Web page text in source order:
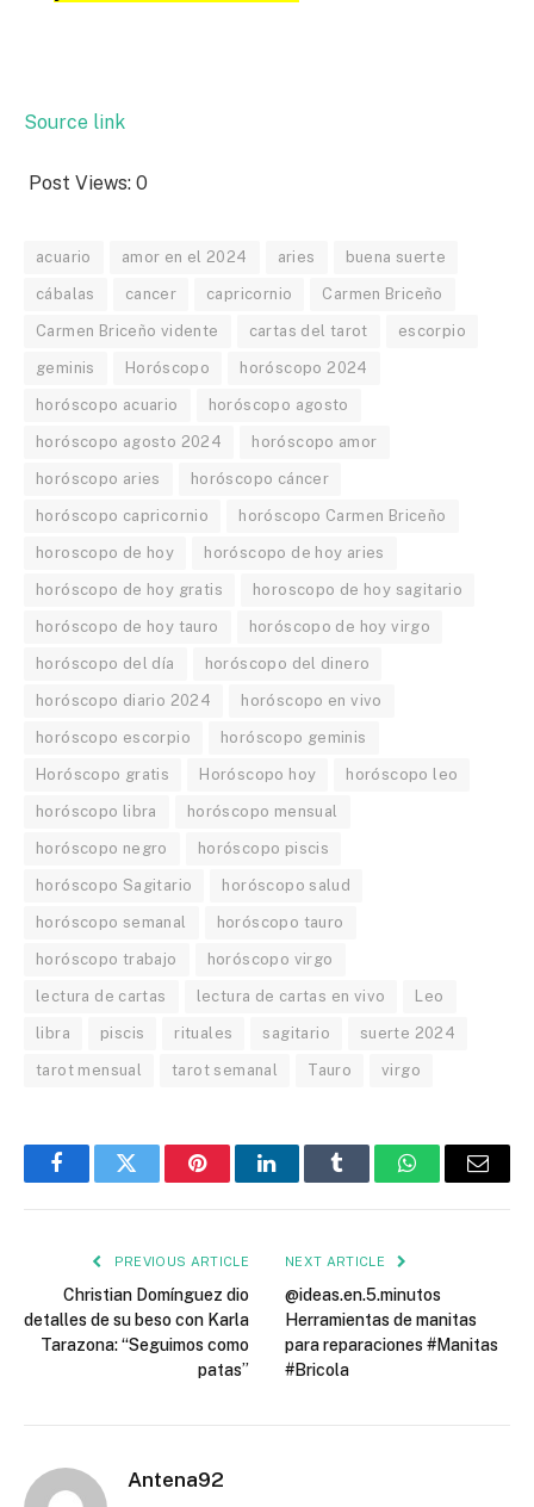
Source link
Post Views: 0
acuario amor en el 2024 aries buena suerte
cábalas cancer capricornio Carmen Briceño
Carmen Briceño vidente cartas del tarot escorpio
geminis Horóscopo horóscopo 2024
horóscopo acuario horóscopo agosto
horóscopo agosto 2024 horóscopo amor
horóscopo aries horóscopo cáncer
horóscopo capricornio horóscopo Carmen Briceño
horoscopo de hoy horóscopo de hoy aries
horóscopo de hoy gratis horoscopo de hoy sagitario
horóscopo de hoy tauro horóscopo de hoy virgo
horóscopo del día horóscopo del dinero
horóscopo diario 2024 horóscopo en vivo
horóscopo escorpio horóscopo geminis
Horóscopo gratis Horóscopo hoy horóscopo leo
horóscopo libra horóscopo mensual
horóscopo negro horóscopo piscis
horóscopo Sagitario horóscopo salud
horóscopo semanal horóscopo tauro
horóscopo trabajo horóscopo virgo
lectura de cartas lectura de cartas en vivo Leo
libra piscis rituales sagitario suerte 2024
tarot mensual tarot semanal Tauro virgo
FacebookTwitter PinterestLinkedInTumblr WhatsAppEmail
PREVIOUS ARTICLE
Christian Domínguez dio
detalles de su beso con Karla
Tarazona: “Seguimos como
patas”
NEXT ARTICLE
@ideas.en.5.minutos
Herramientas de manitas
para reparaciones #Manitas
#Bricola
Antena92